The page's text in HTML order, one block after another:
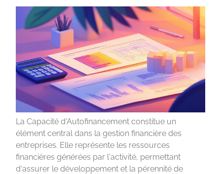
La Capacité d'Autofinancement constitue un
élément central dans la gestion financière des
entreprises. Elle représente les ressources
financières générées par l'activité, permettant
d'assurer le développement et la pérennité de